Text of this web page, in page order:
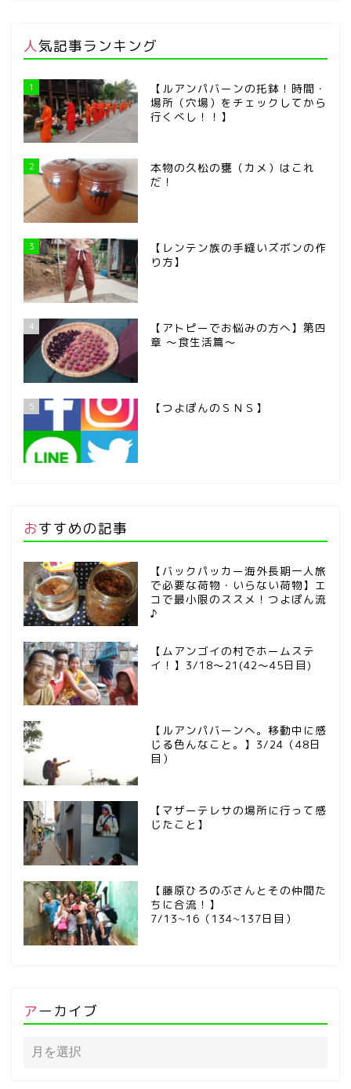
人気記事ランキング
1
【ルアンパバーンの托鉢！時間・
場所（穴場）をチェックしてから
行くべし！！】
2
本物の久松の甕（カメ）はこれ
だ！
3
【レンテン族の手縫いズボンの作
り方】
4
【アトピーでお悩みの方へ】第四
章 ～食生活篇～
5 【つよぽんのＳＮＳ】
おすすめの記事
【バックパッカー海外長期一人旅
で必要な荷物・いらない荷物】エ
コで最小限のススメ！つよぽん流
♪
【ムアンゴイの村でホームステ
イ！】3/18～21(42～45日目)
【ルアンパバーンへ。移動中に感
じる色んなこと。】3/24（48日
目）
【マザーテレサの場所に行って感
じたこと】
【藤原ひろのぶさんとその仲間た
ちに合流！】
7/13~16（134~137日目）
アーカイブ